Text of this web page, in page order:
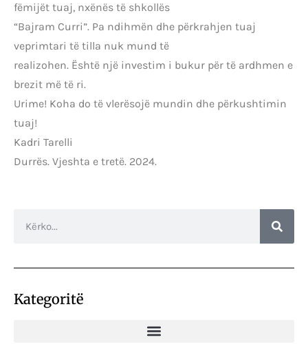
fëmijët tuaj, nxënës të shkollës
“Bajram Curri”. Pa ndihmën dhe përkrahjen tuaj
veprimtari të tilla nuk mund të
realizohen. Është një investim i bukur për të ardhmen e
brezit më të ri.
Urime! Koha do të vlerësojë mundin dhe përkushtimin
tuaj!
Kadri Tarelli
Durrës. Vjeshta e tretë. 2024.
Kategoritë